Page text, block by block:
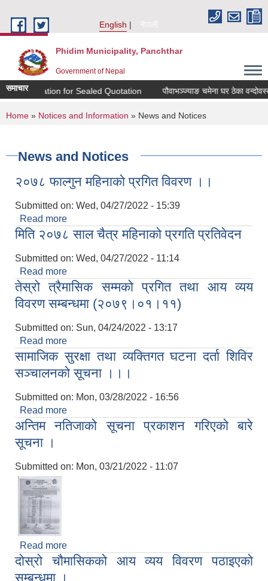
English
नेपाली
Phidim Municipality, Panchthar
Government of Nepal
समाचारInvitation for Sealed Quotation पौवाभञ्ज्याङ चमेना घर ठेका
You are here
Home » Notices and Information » News and Notices
News and Notices
२०७८ फाल्गुन महिनाको प्रगित विवरण ।।
Submitted on: Wed, 04/27/2022 - 15:39
Read more
मिति २०७८ साल चैत्र महिनाको प्रगति प्रतिवेदन
Submitted on: Wed, 04/27/2022 - 11:14
Read more
तेस्रो त्रैमासिक सम्मको प्रगित तथा आय व्यय
विवरण सम्बन्धमा (२०७९।०१।११)
Submitted on: Sun, 04/24/2022 - 13:17
Read more
विवरण सम्बन्धमा (२०७९।०१।११)
सामाजिक सुरक्षा तथा व्यक्तिगत घटना दर्ता शिविर
सञ्चालनको सूचना ।।।
Submitted on: Mon, 03/28/2022 - 16:56
Read more
सञ्चालनको सूचना ।।।
अन्तिम नतिजाको सूचना प्रकाशन गरिएको बारे
सूचना ।
Submitted on: Mon, 03/21/2022 - 11:07
Read more
सूचना ।
दोस्रो चौमासिकको आय व्यय विवरण पठाइएको
सम्बन्धमा ।